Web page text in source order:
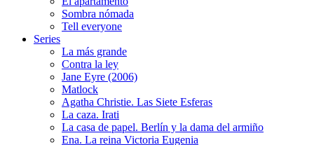
Sombra nómada
Tell everyone
Series
La más grande
Contra la ley
Jane Eyre (2006)
Matlock
Agatha Christie. Las Siete Esferas
La caza. Irati
La casa de papel. Berlín y la dama del armiño
Ena. La reina Victoria Eugenia